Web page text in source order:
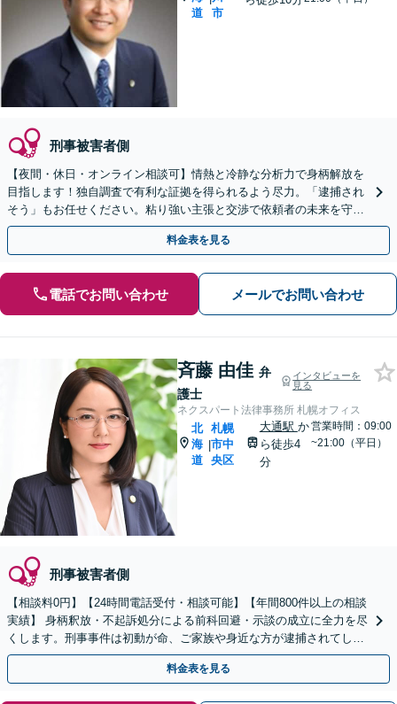
道
市
刑事被害者側
【夜間・休日・オンライン相談可】情熱と冷静な分析力で身柄解放を
目指します！独自調査で有利な証拠を得られるよう尽力。「逮捕され
そう」もお任せください。粘り強い主張と交渉で依頼者の未来を守り
ます。
料金表を見る
電話でお問い合わせ メールでお問い合わせ
斉藤 由佳 弁
護士
インタビューを
見る
ネクスパート法律事務所 札幌オフィス
北
海
道
|
札幌
市中
央区
大通駅 か
ら徒歩4
分
営業時間：09:00
~21:00（平日）
刑事被害者側
【相談料0円】【24時間電話受付・相談可能】【年間800件以上の相談
実績】 身柄釈放・不起訴処分による前科回避・示談の成立に全力を尽
くします。刑事事件は初動が命、ご家族や身近な方が逮捕されてしま
ったら一刻も早くお電話ください。
料金表を見る